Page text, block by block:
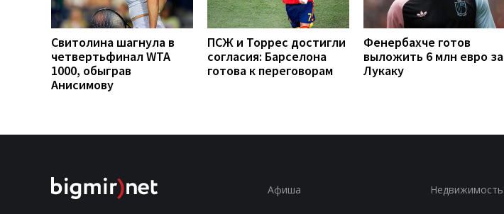
Свитолина шагнула в
четвертьфинал WTA
1000, обыграв
Анисимову
ПСЖ и Торрес достигли
согласия: Барселона
готова к переговорам
Фенербахче готов
выложить 6 млн евро за
Лукаку
Афиша Недвижимость